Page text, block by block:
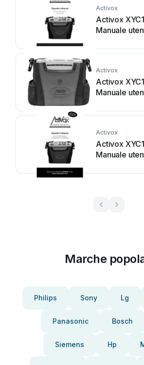
Activox
Activox
Manuale
Activox
Activox
Manuale
Activox
Activox
Manuale
Marche
Philips Sony Lg
Panasonic Bosch
Siemens Hp